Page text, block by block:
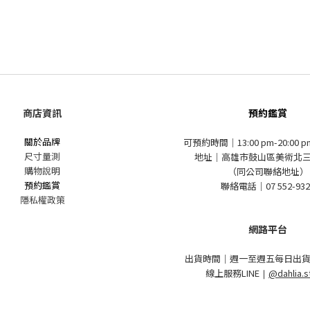
商店資訊
關於品牌
尺寸量測
購物說明
預約鑑賞
隱私權政策
預約鑑賞
可預約時間｜13:00 pm-20:00
地址｜高雄市鼓山區美術北
（同公司聯絡地址）
聯絡電話｜07 552-
網路平台
出貨時間｜週一至週五每日出
線上服務LINE ｜